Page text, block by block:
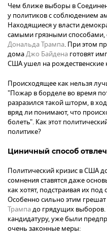
Чем ближе выборы в
у политиков с соблюдением
Находящиеся у власти
самыми грязными способами,
Дональда Трампа. При этом
домаДжо Байдена готовят
США ушел на рождественские
Происходящее как нельзя
"Пожар в борделе во время
разразился такой шторм, в
вряд ли понимают, что
болеть". Как этот
политике?
Циничный способ
Политический кризис в США
сомнения ставятся даже
как хотят, подстраивая их
Особенно сильно этим
Трампадо грядущих выборов.
кандидатуру, уже были
очень законные меры: